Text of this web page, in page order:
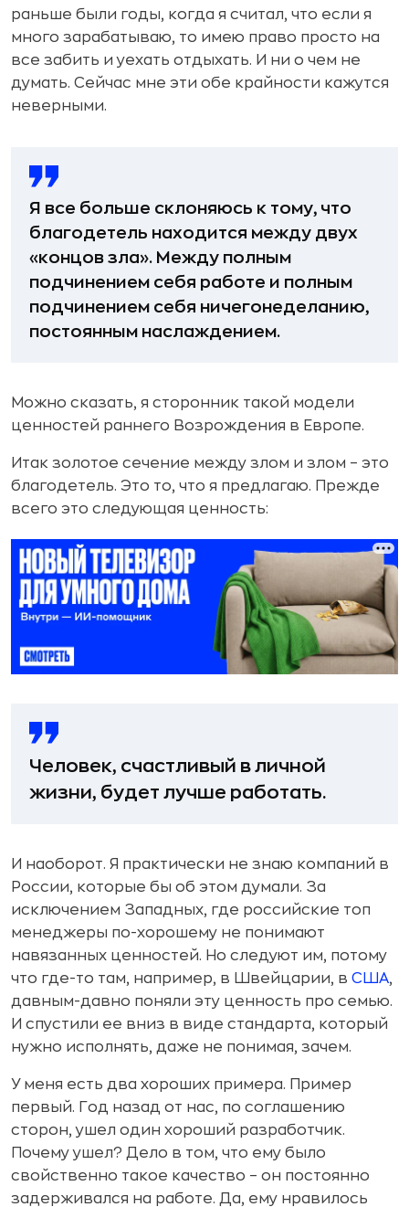
раньше были годы, когда я считал, что если я
много зарабатываю, то имею право просто на
все забить и уехать отдыхать. И ни о чем не
думать. Сейчас мне эти обе крайности кажутся
неверными.
Я все больше склоняюсь к тому, что
благодетель находится между двух
«концов зла». Между полным
подчинением себя работе и полным
подчинением себя ничегонеделанию,
постоянным наслаждением.
Можно сказать, я сторонник такой модели
ценностей раннего Возрождения в Европе.
Итак золотое сечение между злом и злом – это
благодетель. Это то, что я предлагаю. Прежде
всего это следующая ценность:
Человек, счастливый в личной
жизни, будет лучше работать.
И наоборот. Я практически не знаю компаний в
России, которые бы об этом думали. За
исключением Западных, где российские топ
менеджеры по-хорошему не понимают
навязанных ценностей. Но следуют им, потому
что где-то там, например, в Швейцарии, в США,
давным-давно поняли эту ценность про семью.
И спустили ее вниз в виде стандарта, который
нужно исполнять, даже не понимая, зачем.
У меня есть два хороших примера. Пример
первый. Год назад от нас, по соглашению
сторон, ушел один хороший разработчик.
Почему ушел? Дело в том, что ему было
свойственно такое качество – он постоянно
задерживался на работе. Да, ему нравилось